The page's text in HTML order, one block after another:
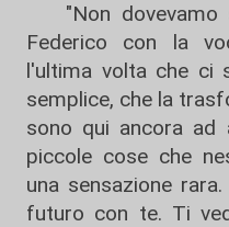
"Non dovevamo
Federico con la
l'ultima volta che ci
semplice, che la
sono qui ancora ad
piccole cose che
una sensazione
futuro con te. Ti